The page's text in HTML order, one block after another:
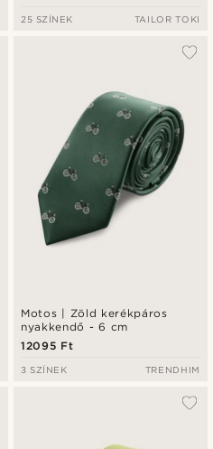
25 SZÍNEK TAILOR TOKI
Motos | Zöld kerékpáros
nyakkendő - 6 cm
12095 Ft
3 SZÍNEK TRENDHIM